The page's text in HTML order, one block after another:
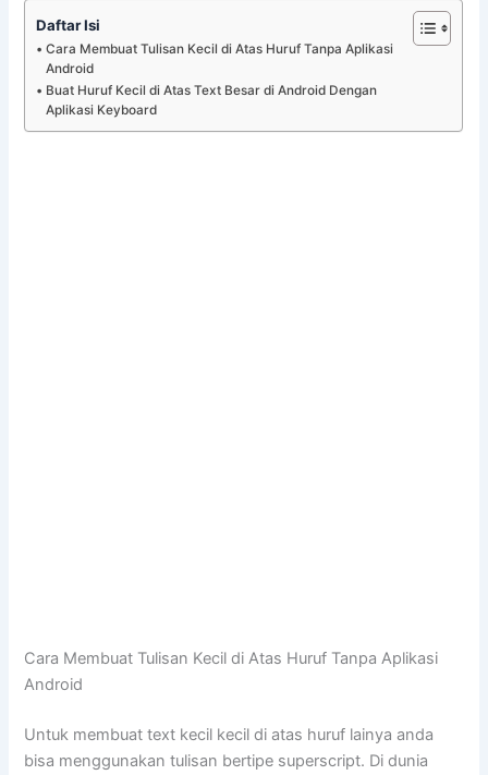
Daftar Isi
Cara Membuat Tulisan Kecil di Atas Huruf Tanpa Aplikasi
Android
Buat Huruf Kecil di Atas Text Besar di Android Dengan
Aplikasi Keyboard
Cara Membuat Tulisan Kecil di Atas Huruf Tanpa Aplikasi
Android
Untuk membuat text kecil kecil di atas huruf lainya anda
bisa menggunakan tulisan bertipe superscript. Di dunia